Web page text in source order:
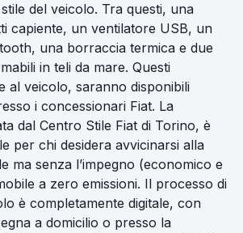
del veicolo. Tra questi, una
capiente, un ventilatore USB, un
una borraccia termica e due
in teli da mare. Questi
al veicolo, saranno disponibili
i concessionari Fiat. La
dal Centro Stile Fiat di Torino, è
per chi desidera avvicinarsi alla
ma senza l’impegno (economico e
a zero emissioni. Il processo di
è completamente digitale, con
a domicilio o presso la